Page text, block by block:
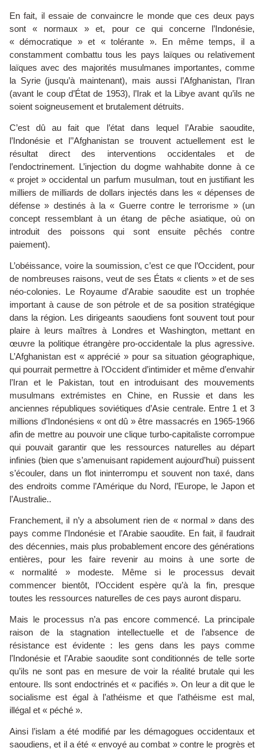
En fait, il essaie de convaincre le monde que ces deux pays
sont « normaux » et, pour ce qui concerne l’Indonésie,
« démocratique » et « tolérante ». En même temps, il a
constamment combattu tous les pays laïques ou relativement
laïques avec des majorités musulmanes importantes, comme
la Syrie (jusqu’à maintenant), mais aussi l’Afghanistan, l’Iran
(avant le coup d’État de 1953), l’Irak et la Libye avant qu’ils ne
soient soigneusement et brutalement détruits.
C’est dû au fait que l’état dans lequel l’Arabie saoudite,
l’Indonésie et l’’Afghanistan se trouvent actuellement est le
résultat direct des interventions occidentales et de
l’endoctrinement. L’injection du dogme wahhabite donne à ce
« projet » occidental un parfum musulman, tout en justifiant les
milliers de milliards de dollars injectés dans les « dépenses de
défense » destinés à la « Guerre contre le terrorisme » (un
concept ressemblant à un étang de pêche asiatique, où on
introduit des poissons qui sont ensuite pêchés contre
paiement).
L’obéissance, voire la soumission, c’est ce que l’Occident, pour
de nombreuses raisons, veut de ses États « clients » et de ses
néo-colonies. Le Royaume d’Arabie saoudite est un trophée
important à cause de son pétrole et de sa position stratégique
dans la région. Les dirigeants saoudiens font souvent tout pour
plaire à leurs maîtres à Londres et Washington, mettant en
œuvre la politique étrangère pro-occidentale la plus agressive.
L’Afghanistan est « apprécié » pour sa situation géographique,
qui pourrait permettre à l’Occident d’intimider et même d’envahir
l’Iran et le Pakistan, tout en introduisant des mouvements
musulmans extrémistes en Chine, en Russie et dans les
anciennes républiques soviétiques d’Asie centrale. Entre 1 et 3
millions d’Indonésiens « ont dû » être massacrés en 1965-1966
afin de mettre au pouvoir une clique turbo-capitaliste corrompue
qui pouvait garantir que les ressources naturelles au départ
infinies (bien que s’amenuisant rapidement aujourd’hui) puissent
s’écouler, dans un flot ininterrompu et souvent non taxé, dans
des endroits comme l’Amérique du Nord, l’Europe, le Japon et
l’Australie..
Franchement, il n’y a absolument rien de « normal » dans des
pays comme l’Indonésie et l’Arabie saoudite. En fait, il faudrait
des décennies, mais plus probablement encore des générations
entières, pour les faire revenir au moins à une sorte de
« normalité » modeste. Même si le processus devait
commencer bientôt, l’Occident espère qu’à la fin, presque
toutes les ressources naturelles de ces pays auront disparu.
Mais le processus n’a pas encore commencé. La principale
raison de la stagnation intellectuelle et de l’absence de
résistance est évidente : les gens dans les pays comme
l’Indonésie et l’Arabie saoudite sont conditionnés de telle sorte
qu’ils ne sont pas en mesure de voir la réalité brutale qui les
entoure. Ils sont endoctrinés et « pacifiés ». On leur a dit que le
socialisme est égal à l’athéisme et que l’athéisme est mal,
illégal et « péché ».
Ainsi l’islam a été modifié par les démagogues occidentaux et
saoudiens, et il a été « envoyé au combat » contre le progrès et